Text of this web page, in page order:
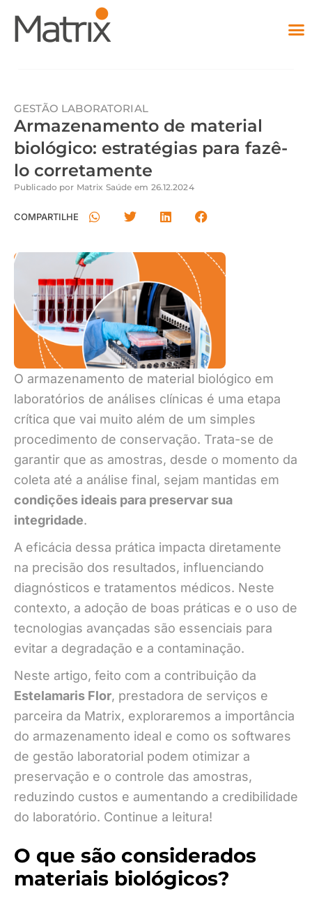
GESTÃO LABORATORIAL
Armazenamento de material
biológico: estratégias para fazê-
lo corretamente
Publicado por Matrix Saúde em 26.12.2024
COMPARTILHE
O armazenamento de material biológico em
laboratórios de análises clínicas é uma etapa
crítica que vai muito além de um simples
procedimento de conservação. Trata-se de
garantir que as amostras, desde o momento da
coleta até a análise final, sejam mantidas em
condições ideais para preservar sua
integridade.
A eficácia dessa prática impacta diretamente
na precisão dos resultados, influenciando
diagnósticos e tratamentos médicos. Neste
contexto, a adoção de boas práticas e o uso de
tecnologias avançadas são essenciais para
evitar a degradação e a contaminação.
Neste artigo, feito com a contribuição da
Estelamaris Flor, prestadora de serviços e
parceira da Matrix, exploraremos a importância
do armazenamento ideal e como os softwares
de gestão laboratorial podem otimizar a
preservação e o controle das amostras,
reduzindo custos e aumentando a credibilidade
do laboratório. Continue a leitura!
O que são considerados
materiais biológicos?